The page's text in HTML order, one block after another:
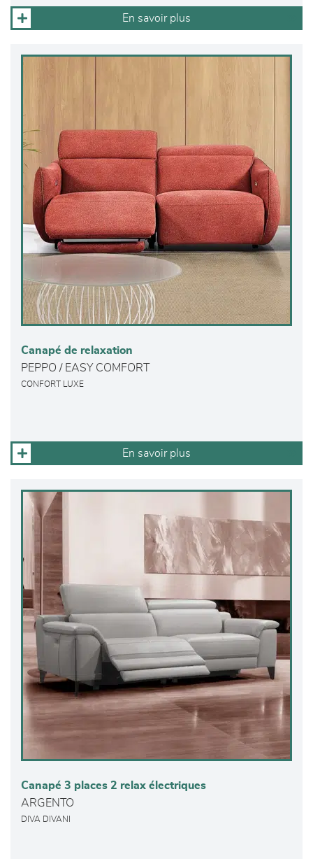
En savoir plus
Canapé de relaxation
PEPPO / EASY COMFORT
CONFORT LUXE
En savoir plus
Canapé 3 places 2 relax électriques
ARGENTO
DIVA DIVANI